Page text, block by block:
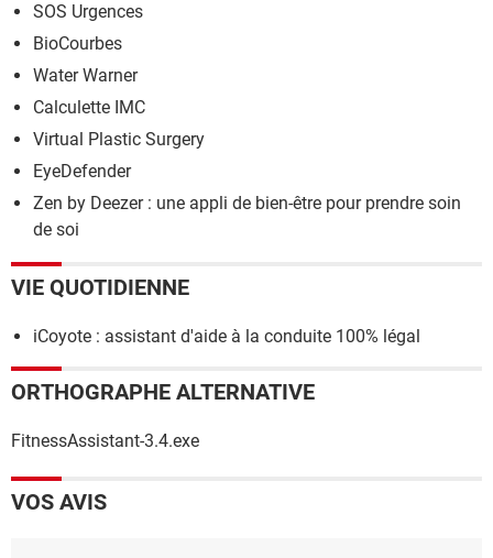
SOS Urgences
BioCourbes
Water Warner
Calculette IMC
Virtual Plastic Surgery
EyeDefender
Zen by Deezer : une appli de bien-être pour prendre soin
de soi
VIE QUOTIDIENNE
iCoyote : assistant d'aide à la conduite 100% légal
ORTHOGRAPHE ALTERNATIVE
FitnessAssistant-3.4.exe
VOS AVIS